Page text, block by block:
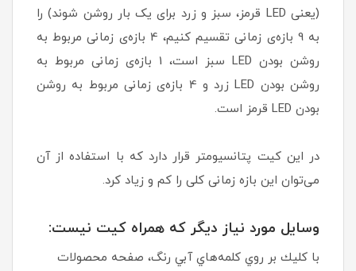
(یعنی LED قرمز، سبز و زرد برای یک بار روشن شوند) را
به 9 بازه‌ی زمانی تقسیم کنیم، 4 بازه‌ی زمانی مربوط به
روشن بودن LED سبز است، 1 بازه‌ی زمانی مربوط به
روشن بودن LED زرد و 4 بازه‌ی زمانی مربوط به روشن
بودن LED قرمز است.
در این کیت پتانسیومتر قرار دارد که با استفاده از آن
می‌توان این بازه زمانی کلی را کم و زیاد کرد.
وسايل مورد نياز ديگر كه همراه كيت نيست:
با كليك بر روي كلمه‌هاي آبي رنگ، صفحه محصولات